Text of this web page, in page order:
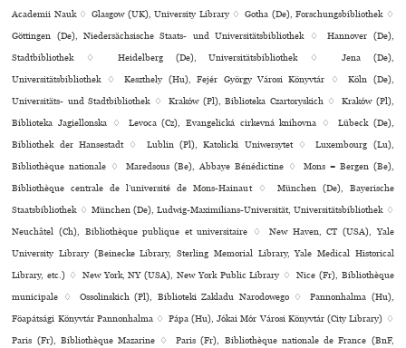
Academii Nauk ♢ Glasgow (UK), University Library ♢ Gotha (De), Forschungsbibliothek ♢
Göttingen (De), Niedersächsische Staats- und Universitätsbibliothek ♢ Hannover (De),
Stadtbibliothek ♢ Heidelberg (De), Universitätsbibliothek ♢ Jena (De),
Universitätsbibliothek ♢ Keszthely (Hu), Fejér György Városi Könyvtár ♢ Köln (De),
Universitäts- und Stadtbibliothek ♢ Kraków (Pl), Biblioteka Czartoryskich ♢ Kraków (Pl),
Biblioteka Jagiellonska ♢ Levoca (Cz), Evangelická cir­kevná kni­hovna ♢ Lübeck (De),
Bibliothek der Hansestadt ♢ Lublin (Pl), Katolicki Uniwersytet ♢ Luxembourg (Lu),
Bibliothèque natio­nale ♢ Maredsous (Be), Abbaye Bénédictine ♢ Mons = Bergen (Be),
Bibliothèque cen­trale de l’uni­ver­sité de Mons-Hainaut ♢ München (De), Bayerische
Staatsbibliothek ♢ München (De), Ludwig-Maximilians-Universität, Universitätsbibliothek ♢
Neuchâtel (Ch), Bibliothèque publi­que et uni­ver­si­taire ♢ New Haven, CT (USA), Yale
University Library (Beinecke Library, Sterling Memorial Library, Yale Medical Historical
Library, etc.) ♢ New York, NY (USA), New York Public Library ♢ Nice (Fr), Bibliothèque
municipale ♢ Ossolinskich (Pl), Biblioteki Zakladu Narodowego ♢ Pannonhalma (Hu),
Föapátsági Könyvtár Pannonhalma ♢ Pápa (Hu), Jókai Mór Városi Könyvtár (City Library) ♢
Paris (Fr), Bibliothèque Mazarine ♢ Paris (Fr), Bibliothèque nationale de France (BnF,